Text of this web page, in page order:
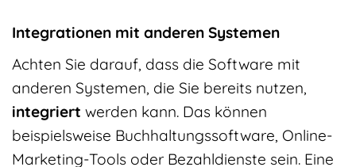
Integrationen mit anderen Systemen
Achten Sie darauf, dass die Software mit
anderen Systemen, die Sie bereits nutzen,
integriert werden kann. Das können
beispielsweise Buchhaltungssoftware, Online-
Marketing-Tools oder Bezahldienste sein. Eine